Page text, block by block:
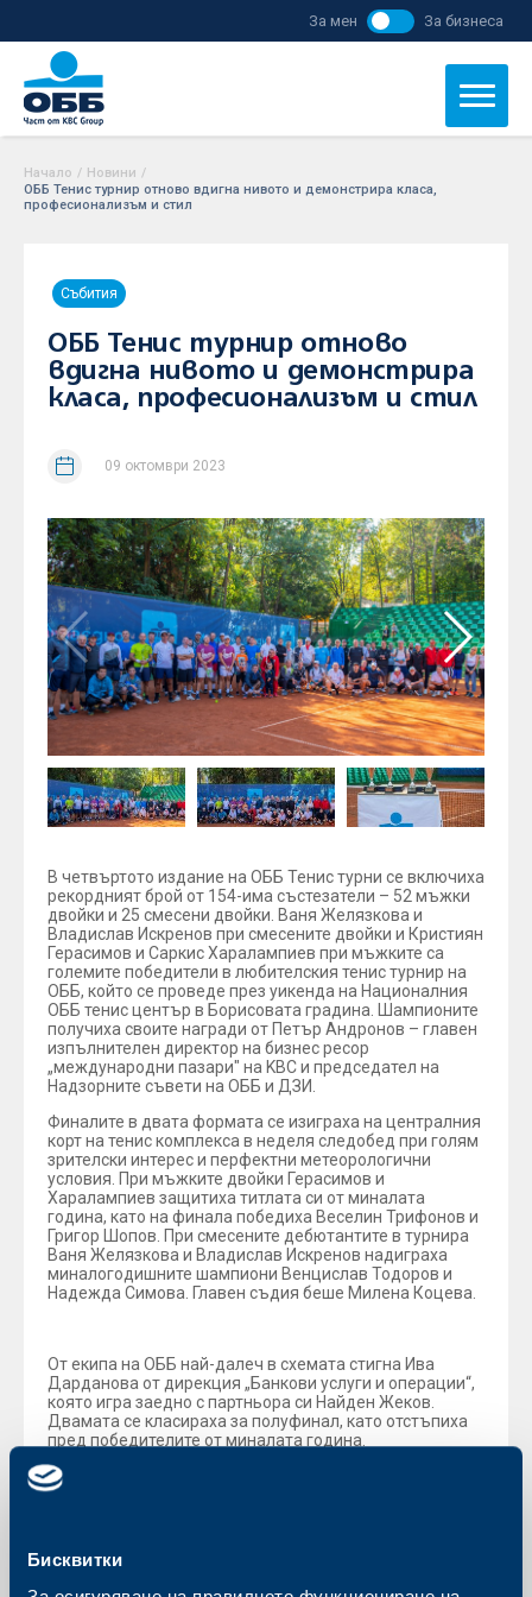
Бисквитки
За мен За бизнеса
Начало / Новини /
ОББ Тенис турнир отново вдигна нивото и демонстрира класа,
професионализъм и стил
Събития
ОББ Тенис турнир отново
вдигна нивото и демонстрира
класа, професионализъм и стил
09 октомври 2023
В четвъртото издание на ОББ Тенис турни се включиха
рекордният брой от 154-има състезатели – 52 мъжки
двойки и 25 смесени двойки. Ваня Желязкова и
Владислав Искренов при смесените двойки и Кристиян
Герасимов и Саркис Харалампиев при мъжките са
големите победители в любителския тенис турнир на
ОББ, който се проведе през уикенда на Националния
ОББ тенис център в Борисовата градина. Шампионите
получиха своите награди от Петър Андронов – главен
изпълнителен директор на бизнес ресор
„международни пазари" на KBC и председател на
Надзорните съвети на ОББ и ДЗИ.
Финалите в двата формата се изиграха на централния
корт на тенис комплекса в неделя следобед при голям
зрителски интерес и перфектни метеорологични
условия. При мъжките двойки Герасимов и
Харалампиев защитиха титлата си от миналата
година, като на финала победиха Веселин Трифонов и
Григор Шопов. При смесените дебютантите в турнира
Ваня Желязкова и Владислав Искренов надиграха
миналогодишните шампиони Венцислав Тодоров и
Надежда Симова. Главен съдия беше Милена Коцева.
От екипа на ОББ най-далеч в схемата стигна Ива
Дарданова от дирекция „Банкови услуги и операции“,
която игра заедно с партньора си Найден Жеков.
Двамата се класираха за полуфинал, като отстъпиха
пред победителите от миналата година.